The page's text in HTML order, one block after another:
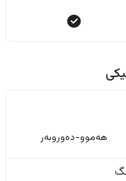
هەموو-دەوروبەر